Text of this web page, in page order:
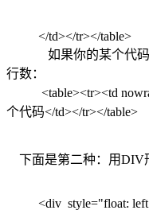
</td></tr></table>
如果你的某个代码超
行数：
<table><tr><td
个代码</td></tr></table>
下面是第二种：用DIV
<div style="float: left"